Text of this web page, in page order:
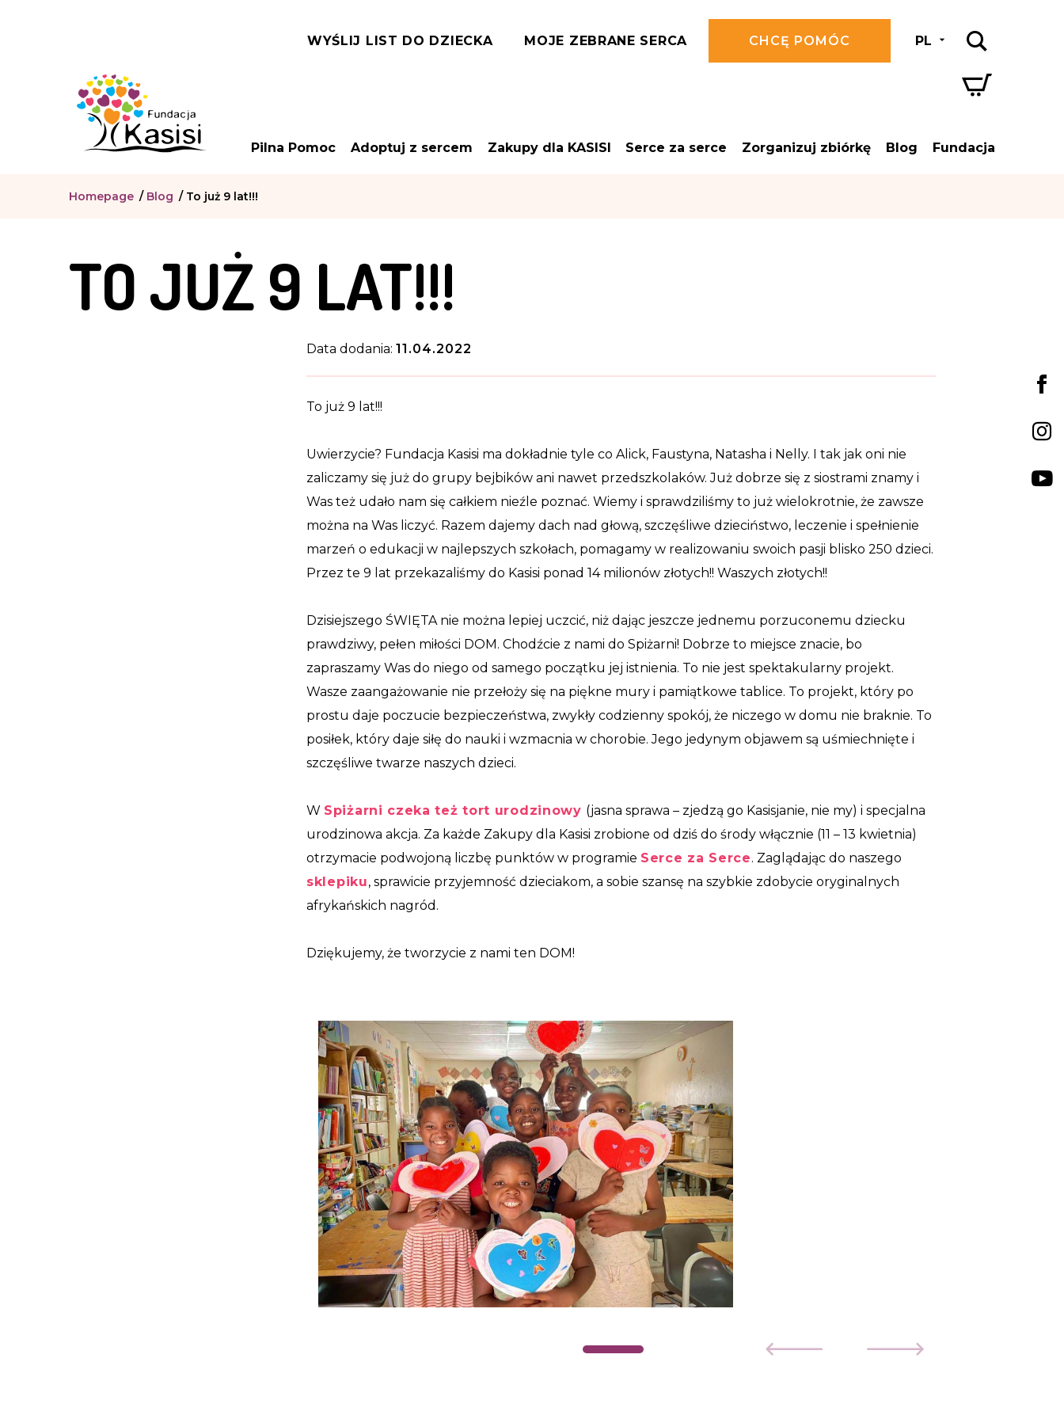
WYŚLIJ LIST DO DZIECKA MOJE ZEBRANE SERCA CHCĘ POMÓC PL
Pilna Pomoc Adoptuj z sercem Zakupy dla KASISI Serce za serce Zorganizuj zbiórkę Blog Fundacja
Homepage / Blog / To już 9 lat!!!
TO JUŻ 9 LAT!!!
Data dodania: 11.04.2022
To już 9 lat!!!
Uwierzycie? Fundacja Kasisi ma dokładnie tyle co Alick, Faustyna, Natasha i Nelly. I tak jak oni nie
zaliczamy się już do grupy bejbików ani nawet przedszkolaków. Już dobrze się z siostrami znamy i
Was też udało nam się całkiem nieźle poznać. Wiemy i sprawdziliśmy to już wielokrotnie, że zawsze
można na Was liczyć. Razem dajemy dach nad głową, szczęśliwe dzieciństwo, leczenie i spełnienie
marzeń o edukacji w najlepszych szkołach, pomagamy w realizowaniu swoich pasji blisko 250 dzieci.
Przez te 9 lat przekazaliśmy do Kasisi ponad 14 milionów złotych!! Waszych złotych!!
Dzisiejszego ŚWIĘTA nie można lepiej uczcić, niż dając jeszcze jednemu porzuconemu dziecku
prawdziwy, pełen miłości DOM. Chodźcie z nami do Spiżarni! Dobrze to miejsce znacie, bo
zapraszamy Was do niego od samego początku jej istnienia. To nie jest spektakularny projekt.
Wasze zaangażowanie nie przełoży się na piękne mury i pamiątkowe tablice. To projekt, który po
prostu daje poczucie bezpieczeństwa, zwykły codzienny spokój, że niczego w domu nie braknie. To
posiłek, który daje siłę do nauki i wzmacnia w chorobie. Jego jedynym objawem są uśmiechnięte i
szczęśliwe twarze naszych dzieci.
W Spiżarni czeka też tort urodzinowy (jasna sprawa – zjedzą go Kasisjanie, nie my) i specjalna
urodzinowa akcja. Za każde Zakupy dla Kasisi zrobione od dziś do środy włącznie (11 – 13 kwietnia)
otrzymacie podwojoną liczbę punktów w programie Serce za Serce. Zaglądając do naszego
sklepiku, sprawicie przyjemność dzieciakom, a sobie szansę na szybkie zdobycie oryginalnych
afrykańskich nagród.
Dziękujemy, że tworzycie z nami ten DOM!